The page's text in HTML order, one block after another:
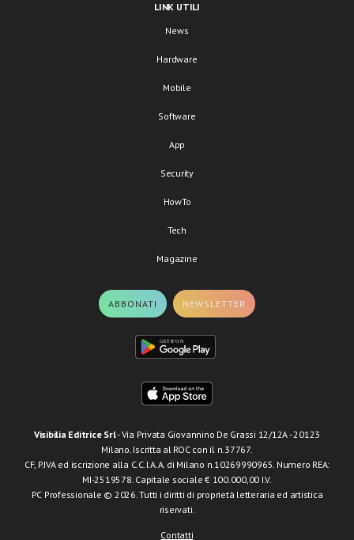
LINK UTILI
News
Hardware
Mobile
Software
App
Security
HowTo
Tech
Magazine
ABBONATI NEWSLETTER
Visibilia Editrice Srl- Via Privata Giovannino De Grassi 12/12A - 20123
Milano. Iscritta al ROC con il n.37767.
CF, P.IVA ed iscrizione alla C.C.I.A.A. di Milano n.10269990965. Numero REA:
MI-2519578. Capitale sociale € 100.000,00 I.V.
PC Professionale © 2026. Tutti i diritti di proprietà letteraria ed artistica
riservati.
Contatti